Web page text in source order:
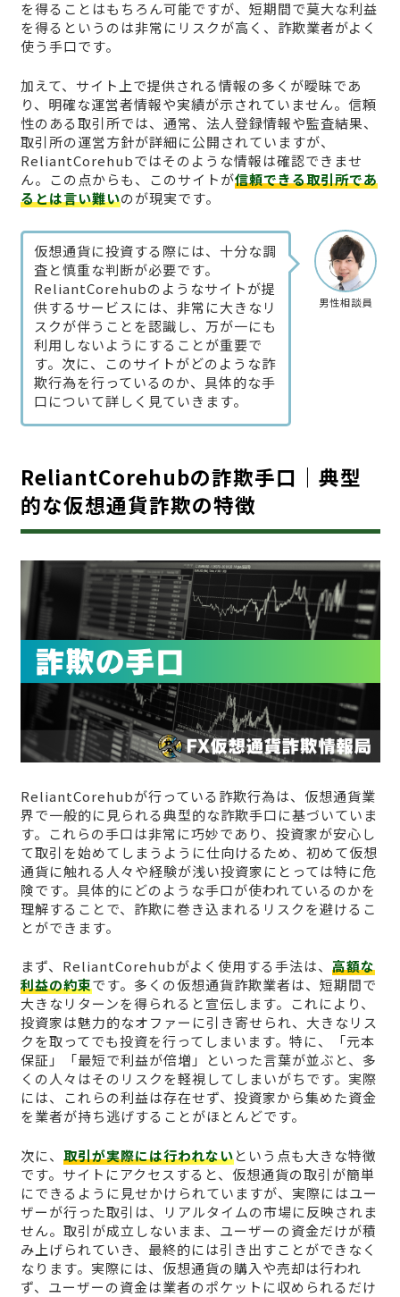
を得ることはもちろん可能ですが、短期間で莫大な利益
を得るというのは非常にリスクが高く、詐欺業者がよく
使う手口です。
加えて、サイト上で提供される情報の多くが曖昧であ
り、明確な運営者情報や実績が示されていません。信頼
性のある取引所では、通常、法人登録情報や監査結果、
取引所の運営方針が詳細に公開されていますが、
ReliantCorehubではそのような情報は確認できませ
ん。この点からも、このサイトが信頼できる取引所であ
るとは言い難いのが現実です。
男性相談員
仮想通貨に投資する際には、十分な調
査と慎重な判断が必要です。
ReliantCorehubのようなサイトが提
供するサービスには、非常に大きなリ
スクが伴うことを認識し、万が一にも
利用しないようにすることが重要で
す。次に、このサイトがどのような詐
欺行為を行っているのか、具体的な手
口について詳しく見ていきます。
ReliantCorehubの詐欺手口｜典型
的な仮想通貨詐欺の特徴
ReliantCorehubが行っている詐欺行為は、仮想通貨業
界で一般的に見られる典型的な詐欺手口に基づいていま
す。これらの手口は非常に巧妙であり、投資家が安心し
て取引を始めてしまうように仕向けるため、初めて仮想
通貨に触れる人々や経験が浅い投資家にとっては特に危
険です。具体的にどのような手口が使われているのかを
理解することで、詐欺に巻き込まれるリスクを避けるこ
とができます。
まず、ReliantCorehubがよく使用する手法は、 高額な
利益の約束です。多くの仮想通貨詐欺業者は、短期間で
大きなリターンを得られると宣伝します。これにより、
投資家は魅力的なオファーに引き寄せられ、大きなリス
クを取ってでも投資を行ってしまいます。特に、「元本
保証」「最短で利益が倍増」といった言葉が並ぶと、多
くの人々はそのリスクを軽視してしまいがちです。実際
には、これらの利益は存在せず、投資家から集めた資金
を業者が持ち逃げすることがほとんどです。
次に、 取引が実際には行われないという点も大きな特徴
です。サイトにアクセスすると、仮想通貨の取引が簡単
にできるように見せかけられていますが、実際にはユー
ザーが行った取引は、リアルタイムの市場に反映されま
せん。取引が成立しないまま、ユーザーの資金だけが積
み上げられていき、最終的には引き出すことができなく
なります。実際には、仮想通貨の購入や売却は行われ
ず、ユーザーの資金は業者のポケットに収められるだけ